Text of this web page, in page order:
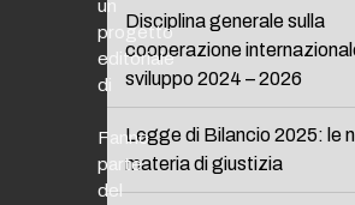
Disciplina generale sulla
cooperazione
sviluppo 2024 – 2026
Legge di Bilancio 2025: le
materia di giustizia
un
progetto
editoriale
di
Fanno
parte
del